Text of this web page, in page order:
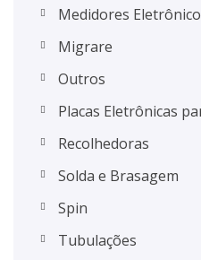
Medidores
Migrare
Outros
Placas Eletrônicas
Recolhedoras
Solda e Brasagem
Spin
Tubulações